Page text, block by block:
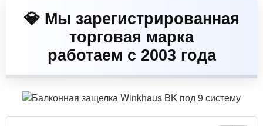
💎 Мы зарегистрированная
торговая марка
работаем с 2003 года